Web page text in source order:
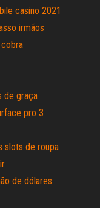
casino 2021
irmãos
de graça
pro 3
slots de roupa
de dólares